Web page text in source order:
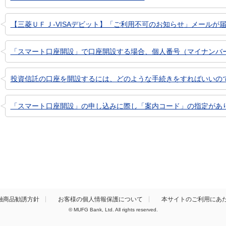
【三菱ＵＦＪ-VISAデビット】「ご利用不可のお知らせ」メールが
「スマート口座開設」で口座開設する場合、個人番号（マイナン
投資信託の口座を開設するには、どのような手続きをすればいいの
「スマート口座開設」の申し込みに際し「案内コード」の指定が
商品勧誘方針 お客様の個人情報保護について 本サイトのご利用にあ
© MUFG Bank, Ltd. All rights reserved.